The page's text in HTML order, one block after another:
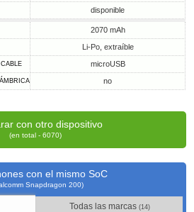
disponible
2070 mAh
Li-Po, extraíble
microUSB
no
con otro dispositivo
(en total - 6070)
con el mismo SoC
Snapdragon 200)
Todas las marcas (14)